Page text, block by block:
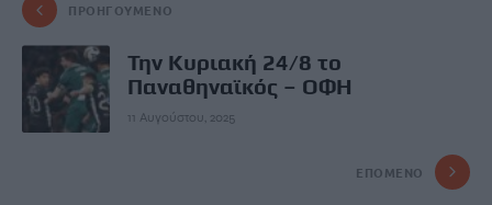
ΠΡΟΗΓΟΎΜΕΝΟ
Την Κυριακή 24/8 το
Παναθηναϊκός – ΟΦΗ
11 Αυγούστου, 2025
ΕΠΌΜΕΝΟ